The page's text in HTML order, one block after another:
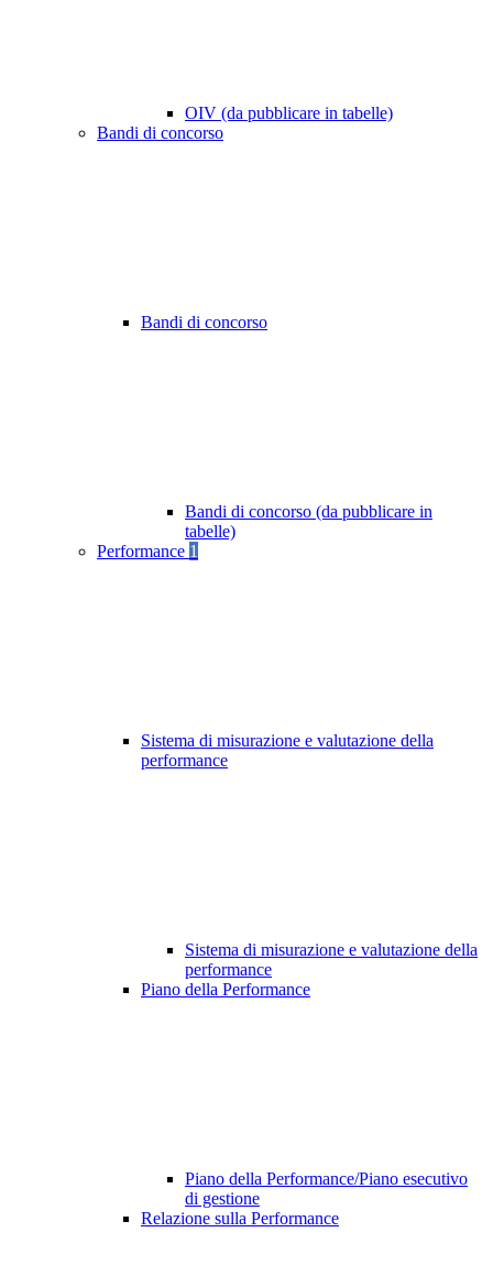
OIV (da pubblicare in tabelle)
Bandi di concorso
Bandi di concorso
Bandi di concorso (da pubblicare in
tabelle)
Performance 1
Sistema di misurazione e valutazione della
performance
Sistema di misurazione e valutazione della
performance
Piano della Performance
Piano della Performance/Piano esecutivo
di gestione
Relazione sulla Performance